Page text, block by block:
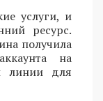
услуги, и
ресурс.
получила
на
линии для